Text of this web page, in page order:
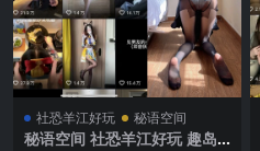
社恐羊江好玩 秘语空间
秘语空间 社恐羊江好玩 趣岛